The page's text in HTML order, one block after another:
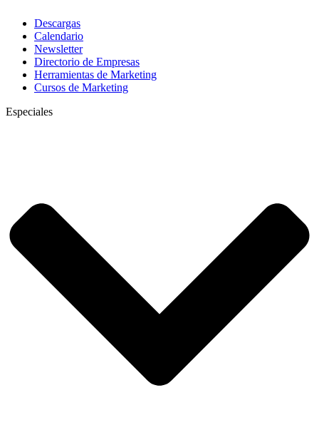
Descargas
Calendario
Newsletter
Directorio de Empresas
Herramientas de Marketing
Cursos de Marketing
Especiales